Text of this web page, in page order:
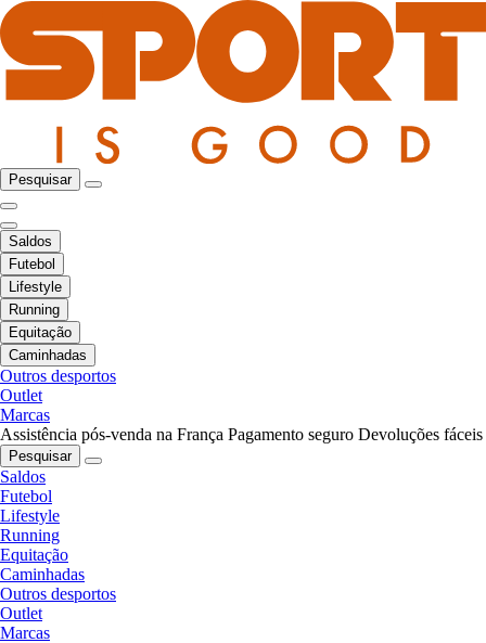
Pesquisar
Saldos
Futebol
Lifestyle
Running
Equitação
Caminhadas
Outros desportos
Outlet
Marcas
Assistência pós-venda na França Pagamento seguro Devoluções fáceis
Pesquisar
Saldos
Futebol
Lifestyle
Running
Equitação
Caminhadas
Outros desportos
Outlet
Marcas